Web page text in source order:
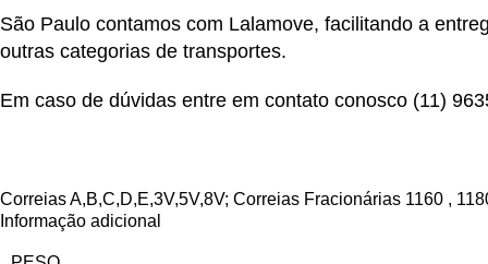
São Paulo contamos com Lalamove, facilitando a
outras categorias de transportes.
Em caso de dúvidas entre em contato conosco (11)
Correias A,B,C,D,E,3V,5V,8V; Correias Fracionárias 1160 , 1180 , 1190 , 1200 , 1210 , 1220 . Correias SPZ,SPA,SPB,SPC Correias Múltiplas Z,A,B,C Correias Pentagonais Correias Ping-Pong Correias Planas sem Emendas Correias Pré-Furadas Z,A,B,C Correias Revestidas Correias Variadoras de velocidade Correias Sextavadas AA,BB,CC Correias Sincronizadoras Correias Sincronizadoras DZ duplo dente Correias para Embaladora Empacotadeira Almo 210 L 30 mm vermelha E 8,3 Z 56 Correias para Embaladora Empacotadeira Bosch 50T10 630 Rosa E 10 Z 63 Correias para Embaladora Empacotadeira Embrapack 50T10 440 vermelha E 10 Z 44 Correias para Embaladora Empacotadeira Embrapack 50T10 630 Rosa E 10 Z 63 Correias para Embaladora Empacotadeira Envasaqui 210 L 30 mm vermelha E 8,3 Z 56 Correias para Embaladora Empacotadeira Fabrima 25T10 560 vermelha E 10 Z 56 Correias para Embaladora Empacotadeira Fabrima 25T10 630 rosa E 10 Z 63 Correias para Embaladora Empacotadeira Fabrima 30T10 630 rosa E 10 Z 63 Correias para Embaladora Empacotadeira Fabrima 50T10 630 rosa E 10 Z 63 Correias para Embaladora Empacotadeira Fabrima 225 L 100 vermelha E 10 Z 60 Correias para Embaladora Empacotadeira Golpack 210 L 30 mm vermelha E 8,3 Z 56 Correias para Embaladora Empacotadeira Golpack 210 L 50 mm vermelha E 8,3 Z 56 Correias para Embaladora Empacotadeira Inbramaq 240 L 30 mm vermelha E 12,7 Z 64 Correias para Embaladora Empacotadeira Inbramaq 240 L 30 mm vermelha E 12,7 Z 72 Correias para Embaladora Empacotadeira Indumak 187 L 70 mm vermelha E 8,5 Z 50 Correias para Embaladora Empacotadeira Indumak 240 L 150 vermelha E 8,5 Z 64 Correias para Embaladora Empacotadeira Indumak 255 L 100 vermelha E 10 Z 68 Correias para Embaladora Empacotadeira Masipack 550 x 40 mm branca com Guia “V” Correias para Embaladora Empacotadeira Masipack 682 x 40 mm branca com Guia “V” Correias para Embaladora Empacotadeira Raumak 20T10 630 rosa E 10 Z 63 Correias para Embaladora Empacotadeira Raumak 32T10 630 rosa E 10 Z 63 Correias para Embaladora Empacotadeira Raumak 50T10 630 rosa E 10 Z 63 Correias para Embaladora Empacotadeira SCM 210 L 30 mm vermelha E 8,3 Z 56 Correias para Embaladora Empacotadeira Selgron 20T10 630 rosa E 10 Z 63 Correias para Embaladora Empacotadeira Selgron 40T10 630 rosa E 10 Z 63 Correias para Embaladora Empacotadeira Selgron 40 T10 500 vermelha E 10 Z 50 Correias para Embaladora Empacotadeira Tcepack 210 L 30 mm vermelha E 8,3 Z 56 Correias para Embaladora Empacotadeira Tcepack 210 L 50 mm vermelha E 8,3 Z 56 Correias para Embaladora Empacotadeira Tecnotok 40T10 500 vermelha E 10 Z 50 . . Correias para Impressora Heidelberg 2330 x 47 x 10 mm – 1.7/8″ x 3/8″ Correias para Impressora Heidelberg 2730 x 47 x 10 mm – 1.7/8″ x 3/8″ . Correias para Bobcat 1510 x 46 x 19 mm Correias para Bobcat 1580 x 46 x 19 mm . Correias para máquina de fazer pão Correias para Gráficas Correias para Portão Peccinin Correias Corrugadas Correias Dentadas Industriais . Correias com Cerdas tipo Escova. Correias em Atibaia Correias em Barueri Correias em Bragança Paulista Correias em Cabreúva Correias em Caieiras Correias em Cajamar Correias em Campinas Correias em Campo Limpo Paulista Correias em Carapicuíba Correias em Diadema Correias em Francisco Morato
Informação adicional